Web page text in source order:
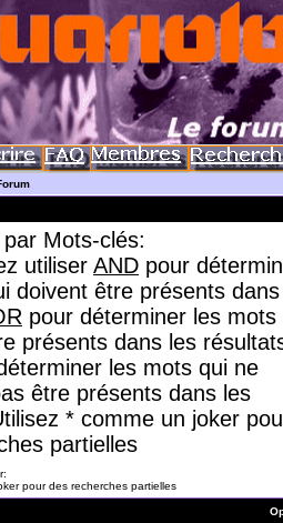
Mots-clés:
utiliser AND pour
doivent être présents
pour déterminer les mots
présents dans les
les mots qui ne
être présents dans les
* comme un joker
partielles
pour des recherches partielles